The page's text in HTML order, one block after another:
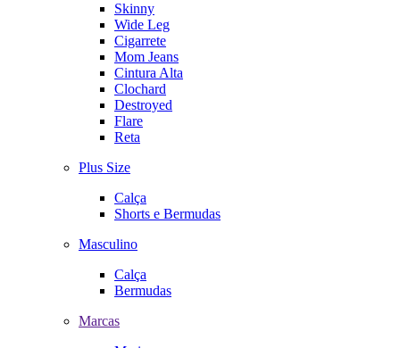
Skinny
Wide Leg
Cigarrete
Mom Jeans
Cintura Alta
Clochard
Destroyed
Flare
Reta
Plus Size
Calça
Shorts e Bermudas
Masculino
Calça
Bermudas
Marcas